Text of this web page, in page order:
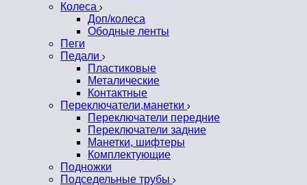
Колеса
Доп/колеса
Ободные ленты
Пеги
Педали
Пластиковые
Металические
Контактные
Переключатели,манетки
Переключатели передние
Переключатели задние
Манетки, шифтеры
Комплектующие
Подножки
Подседельные трубы